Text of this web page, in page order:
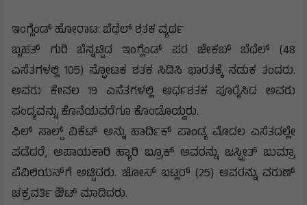
ಇಂಗ್ಲೆಂಡ್ ಹೋರಾಟ: ಬೆಥೆಲ್ ಶತಕ ವ್ಯರ್ಥ
ಬೃಹತ್ ಗುರಿ ಬೆನ್ನಟ್ಟಿದ ಇಂಗ್ಲೆಂಡ್ ಪರ ಜೇಕಬ್ ಬೆಥೆಲ್ (48
ಎಸೆತಗಳಲ್ಲಿ 105) ಸ್ಫೋಟಕ ಶತಕ ಸಿಡಿಸಿ ಭಾರತಕ್ಕೆ ನಡುಕ ತಂದರು.
ಅವರು ಕೇವಲ 19 ಎಸೆತಗಳಲ್ಲಿ ಅರ್ಧಶತಕ ಪೂರೈಸಿದ ಅವರು
ಪಂದ್ಯವನ್ನು ಕೊನೆಯವರೆಗೂ ಕೊಂಡೊಯ್ದರು.
ಫಿಲ್ ಸಾಲ್ಟ್ ವಿಕೆಟ್ ಅನ್ನು ಹಾರ್ದಿಕ್ ಪಾಂಡ್ಯ ಮೊದಲ ಎಸೆತದಲ್ಲೇ
ಪಡೆದರೆ, ಅಪಾಯಕಾರಿ ಹ್ಯಾರಿ ಬ್ರೂಕ್ ಅವರನ್ನು ಜಸ್ಪ್ರೀತ್ ಬುಮ್ರಾ
ಪೆವಿಲಿಯನ್‌ಗೆ ಅಟ್ಟಿದರು. ಜೋಸ್ ಬಟ್ಲರ್ (25) ಅವರನ್ನು ವರುಣ್
ಚಕ್ರವರ್ತಿ ಔಟ್ ಮಾಡಿದರು.